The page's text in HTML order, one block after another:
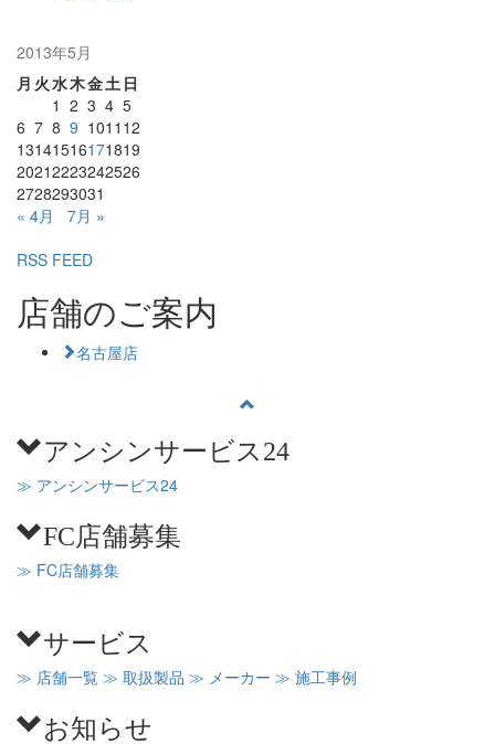
2013年5月
月 火水木金土 日
1 2 3 4 5
6 7 8 9 1011 12
13141516171819
20212223242526
2728293031
« 4月
7月 »
RSS FEED
店舗のご案内
名古屋店
アンシンサービス24
≫ アンシンサービス24
FC店舗募集
≫ FC店舗募集
サービス
≫ 店舗一覧 ≫ 取扱製品 ≫ メーカー ≫ 施工事例
お知らせ